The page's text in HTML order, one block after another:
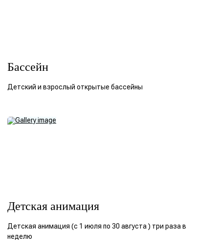
Бассейн
Детский и взрослый открытые бассейны
Детская анимация
Детская анимация (с 1 июля по 30 августа ) три раза в
неделю